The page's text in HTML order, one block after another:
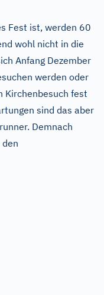
Fest ist, werden 60
wohl nicht in die
Anfang Dezember
werden oder
Kirchenbesuch fest
sind das aber
Demnach